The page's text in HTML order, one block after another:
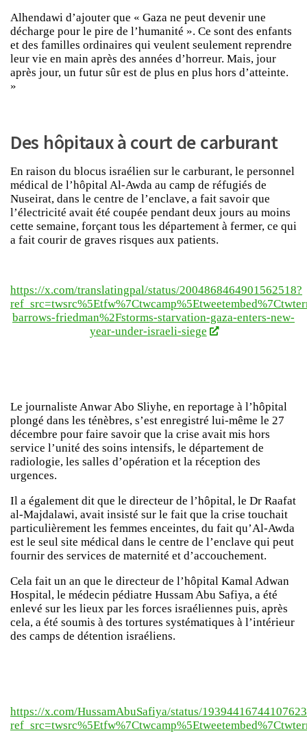
Alhendawi d’ajouter que « Gaza ne peut devenir une
décharge pour le pire de l’humanité ». Ce sont des enfants
et des familles ordinaires qui veulent seulement reprendre
leur vie en main après des années d’horreur. Mais, jour
après jour, un futur sûr est de plus en plus hors d’atteinte.
»
Des hôpitaux à court de carburant
En raison du blocus israélien sur le carburant, le personnel
médical de l’hôpital Al-Awda au camp de réfugiés de
Nuseirat, dans le centre de l’enclave, a fait savoir que
l’électricité avait été coupée pendant deux jours au moins
cette semaine, forçant tous les département à fermer, ce qui
a fait courir de graves risques aux patients.
https://x.com/translatingpal/status/2004868464901562518?
barrows-friedman%2Fstorms-starvation-gaza-enters-new-
year-under-israeli-siege
Le journaliste Anwar Abo Sliyhe, en reportage à l’hôpital
plongé dans les ténèbres, s’est enregistré lui-même le 27
décembre pour faire savoir que la crise avait mis hors
service l’unité des soins intensifs, le département de
radiologie, les salles d’opération et la réception des
urgences.
Il a également dit que le directeur de l’hôpital, le Dr Raafat
al-Majdalawi, avait insisté sur le fait que la crise touchait
particulièrement les femmes enceintes, du fait qu’Al-Awda
est le seul site médical dans le centre de l’enclave qui peut
fournir des services de maternité et d’accouchement.
Cela fait un an que le directeur de l’hôpital Kamal Adwan
Hospital, le médecin pédiatre Hussam Abu Safiya, a été
enlevé sur les lieux par les forces israéliennes puis, après
cela, a été soumis à des tortures systématiques à l’intérieur
des camps de détention israéliens.
https://x.com/HussamAbuSafiya/status/